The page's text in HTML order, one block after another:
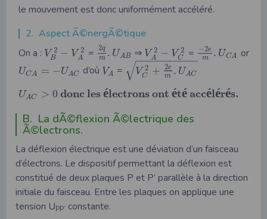
le mouvement est donc uniformément accéléré.
2. Aspect Ã©nergÃ©tique
On a : V 2
B − V 2
A = 2q
m . UAB ⇒ V 2
A − V 2
C = −2e
m
. UCA or
UCA = −UAC d’où VA = V 2
C + 2e
m . UAC
− −
−−−−−−−−−
√
UAC > 0 donc lesélectronsont étéaccélérés.
B. La dÃ©flexion Ã©lectrique des
Ã©lectrons.
La déflexion électrique est une déviation d’un faisceau
d’électrons. Le dispositif permettant la déflexion est
constitué de deux plaques P et P’ parallèle à la direction
initiale du faisceau. Entre les plaques on applique une
tension UPP’ constante.